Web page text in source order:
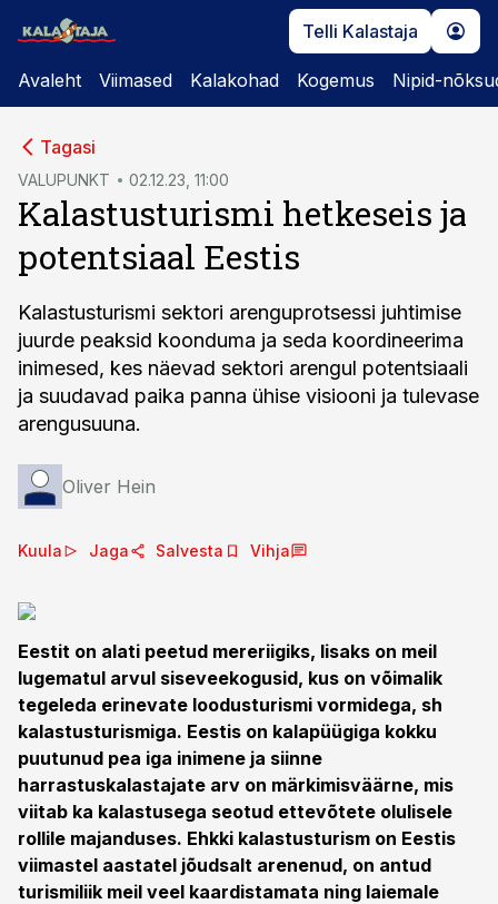
Telli Kalastaja
Avaleht Viimased Kalakohad Kogemus Nipid-
Tagasi
VALUPUNKT 02.12.23, 11:00
Kalastusturismi hetkeseis ja
potentsiaal Eestis
Kalastusturismi sektori arenguprotsessi juhtimise
juurde peaksid koonduma ja seda koordineerima
inimesed, kes näevad sektori arengul potentsiaali
ja suudavad paika panna ühise visiooni ja tulevase
arengusuuna.
Oliver Hein
Kuula Jaga Salvesta Vihja
Eestit on alati peetud mereriigiks, lisaks on meil
lugematul arvul siseveekogusid, kus on võimalik
tegeleda erinevate loodusturismi vormidega, sh
kalastusturismiga. Eestis on kalapüügiga kokku
puutunud pea iga inimene ja siinne
harrastuskalastajate arv on märkimisväärne, mis
viitab ka kalastusega seotud ettevõtete olulisele
rollile majanduses. Ehkki kalastusturism on Eestis
viimastel aastatel jõudsalt arenenud, on antud
turismiliik meil veel kaardistamata ning laiemale